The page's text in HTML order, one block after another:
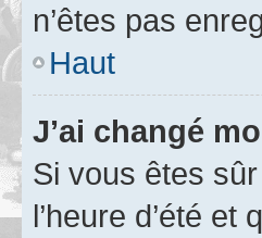
n’êtes pas
Haut
J’ai changé
Si vous êtes
l’heure d’été